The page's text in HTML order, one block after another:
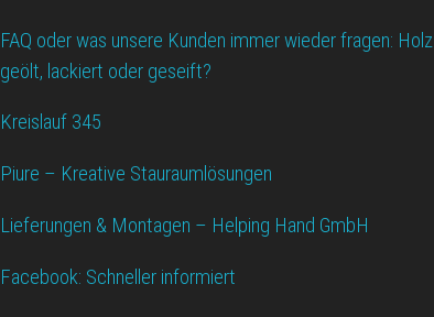
FAQ oder was unsere Kunden immer wieder fragen: Holz
geölt, lackiert oder geseift?
Kreislauf 345
Piure – Kreative Stauraumlösungen
Lieferungen & Montagen – Helping Hand GmbH
Facebook: Schneller informiert